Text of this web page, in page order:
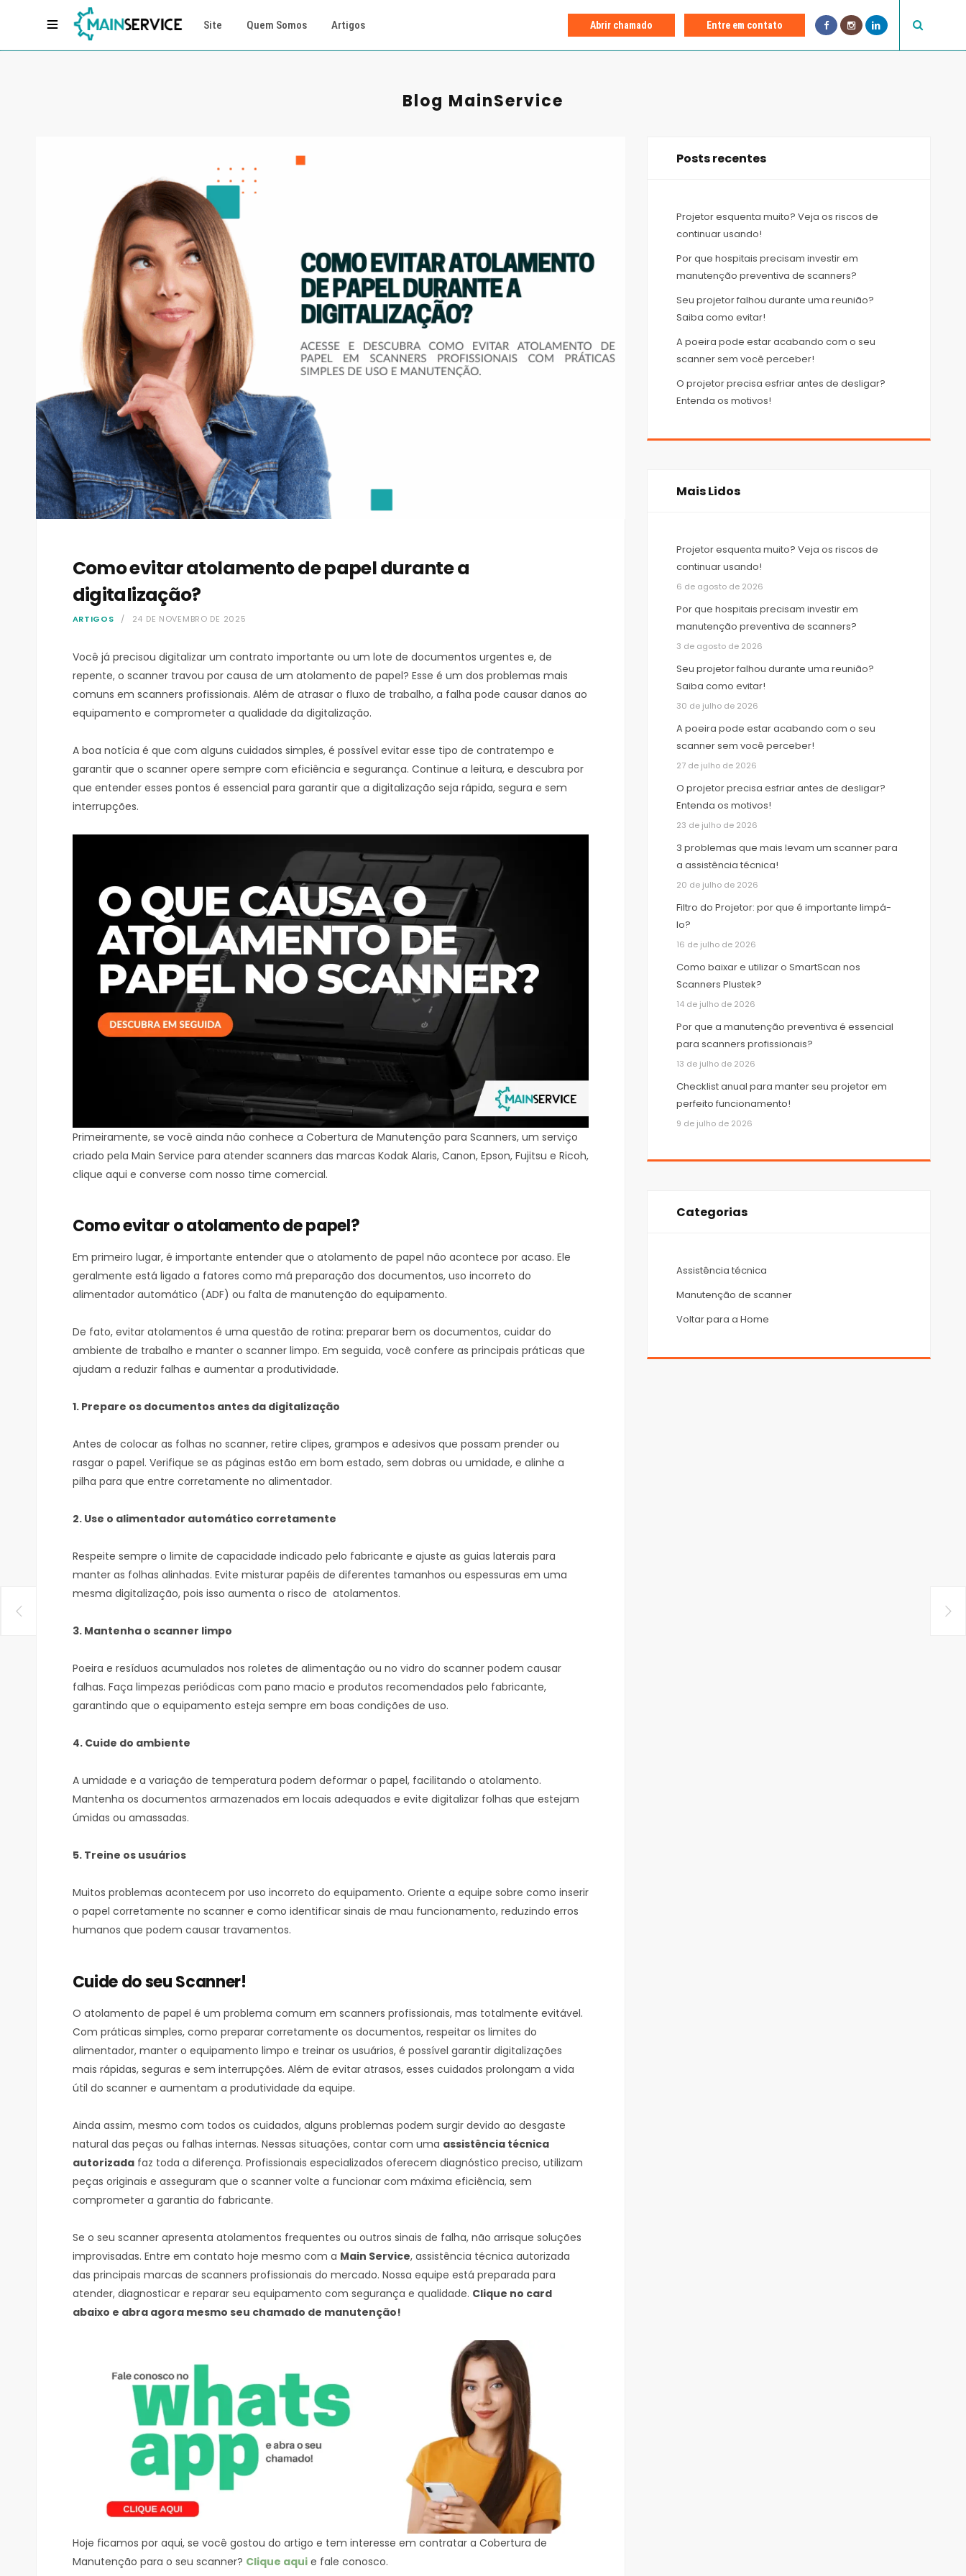
Site Quem Somos Artigos F
a
I
n
L
i
Abrir chamado Entre em contato
Blog MainService
Como evitar atolamento de papel durante a
digitalização?
ARTIGOS 24 DE NOVEMBRO DE 2025
Você já precisou digitalizar um contrato importante ou um lote de documentos urgentes e, de
repente, o scanner travou por causa de um atolamento de papel? Esse é um dos problemas mais
comuns em scanners profissionais. Além de atrasar o fluxo de trabalho, a falha pode causar danos ao
equipamento e comprometer a qualidade da digitalização.
A boa notícia é que com alguns cuidados simples, é possível evitar esse tipo de contratempo e
garantir que o scanner opere sempre com eficiência e segurança. Continue a leitura, e descubra por
que entender esses pontos é essencial para garantir que a digitalização seja rápida, segura e sem
interrupções.
Primeiramente, se você ainda não conhece a Cobertura de Manutenção para Scanners, um serviço
criado pela Main Service para atender scanners das marcas Kodak Alaris, Canon, Epson, Fujitsu e Ricoh,
clique aqui e converse com nosso time comercial.
Como evitar o atolamento de papel?
Em primeiro lugar, é importante entender que o atolamento de papel não acontece por acaso. Ele
geralmente está ligado a fatores como má preparação dos documentos, uso incorreto do
alimentador automático (ADF) ou falta de manutenção do equipamento.
De fato, evitar atolamentos é uma questão de rotina: preparar bem os documentos, cuidar do
ambiente de trabalho e manter o scanner limpo. Em seguida, você confere as principais práticas que
ajudam a reduzir falhas e aumentar a produtividade.
1. Prepare os documentos antes da digitalização
Antes de colocar as folhas no scanner, retire clipes, grampos e adesivos que possam prender ou
rasgar o papel. Verifique se as páginas estão em bom estado, sem dobras ou umidade, e alinhe a
pilha para que entre corretamente no alimentador.
2. Use o alimentador automático corretamente
Respeite sempre o limite de capacidade indicado pelo fabricante e ajuste as guias laterais para
manter as folhas alinhadas. Evite misturar papéis de diferentes tamanhos ou espessuras em uma
mesma digitalização, pois isso aumenta o risco de atolamentos.
3. Mantenha o scanner limpo
Poeira e resíduos acumulados nos roletes de alimentação ou no vidro do scanner podem causar
falhas. Faça limpezas periódicas com pano macio e produtos recomendados pelo fabricante,
garantindo que o equipamento esteja sempre em boas condições de uso.
4. Cuide do ambiente
A umidade e a variação de temperatura podem deformar o papel, facilitando o atolamento.
Mantenha os documentos armazenados em locais adequados e evite digitalizar folhas que estejam
úmidas ou amassadas.
5. Treine os usuários
Muitos problemas acontecem por uso incorreto do equipamento. Oriente a equipe sobre como inserir
o papel corretamente no scanner e como identificar sinais de mau funcionamento, reduzindo erros
humanos que podem causar travamentos.
Cuide do seu Scanner!
O atolamento de papel é um problema comum em scanners profissionais, mas totalmente evitável.
Com práticas simples, como preparar corretamente os documentos, respeitar os limites do
alimentador, manter o equipamento limpo e treinar os usuários, é possível garantir digitalizações
mais rápidas, seguras e sem interrupções. Além de evitar atrasos, esses cuidados prolongam a vida
útil do scanner e aumentam a produtividade da equipe.
Ainda assim, mesmo com todos os cuidados, alguns problemas podem surgir devido ao desgaste
natural das peças ou falhas internas. Nessas situações, contar com uma assistência técnica
autorizadafaz toda a diferença. Profissionais especializados oferecem diagnóstico preciso, utilizam
peças originais e asseguram que o scanner volte a funcionar com máxima eficiência, sem
comprometer a garantia do fabricante.
Se o seu scanner apresenta atolamentos frequentes ou outros sinais de falha, não arrisque soluções
improvisadas. Entre em contato hoje mesmo com a Main Service, assistência técnica autorizada
das principais marcas de scanners profissionais do mercado. Nossa equipe está preparada para
atender, diagnosticar e reparar seu equipamento com segurança e qualidade. Clique no card
abaixo e abra agora mesmo seu chamado de manutenção!
Hoje ficamos por aqui, se você gostou do artigo e tem interesse em contratar a Cobertura de
Manutenção para o seu scanner? Clique aquie fale conosco.
Posts recentes
Projetor esquenta muito? Veja os riscos de
continuar usando!
Por que hospitais precisam investir em
manutenção preventiva de scanners?
Seu projetor falhou durante uma reunião?
Saiba como evitar!
A poeira pode estar acabando com o seu
scanner sem você perceber!
O projetor precisa esfriar antes de desligar?
Entenda os motivos!
Mais Lidos
Projetor esquenta muito? Veja os riscos de
continuar usando!
6 de agosto de 2026
Por que hospitais precisam investir em
manutenção preventiva de scanners?
3 de agosto de 2026
Seu projetor falhou durante uma reunião?
Saiba como evitar!
30 de julho de 2026
A poeira pode estar acabando com o seu
scanner sem você perceber!
27 de julho de 2026
O projetor precisa esfriar antes de desligar?
Entenda os motivos!
23 de julho de 2026
3 problemas que mais levam um scanner para
a assistência técnica!
20 de julho de 2026
Filtro do Projetor: por que é importante limpá-
lo?
16 de julho de 2026
Como baixar e utilizar o SmartScan nos
Scanners Plustek?
14 de julho de 2026
Por que a manutenção preventiva é essencial
para scanners profissionais?
13 de julho de 2026
Checklist anual para manter seu projetor em
perfeito funcionamento!
9 de julho de 2026
Categorias
Assistência técnica
Manutenção de scanner
Voltar para a Home